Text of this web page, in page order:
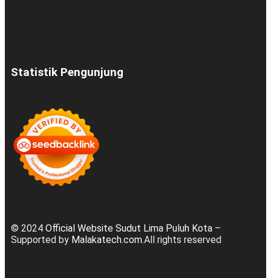
Statistik Pengunjung
© 2024 Official Website Sudut Lima Puluh Kota –
Supported by Malakatech.com.All rights reserved